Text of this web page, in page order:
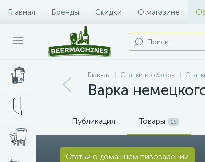
Главная Бренды Скидки О магазине
Главная Статьи и обзоры
Варка
Публикация Товары 16
Статьи о домашнем пивоварении